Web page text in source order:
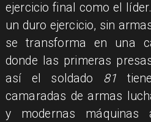
ejercicio final como el
un duro ejercicio, sin
se transforma en una
donde las primeras
así el soldado 81
camaradas de armas
y modernas máquinas